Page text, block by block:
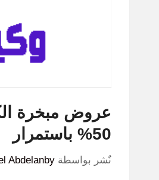
عروض مبخرة
50% باستمرار
نٌشر بواسطة Abdelanby